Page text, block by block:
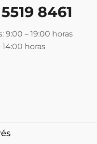
8461
9:00 – 19:00 horas
14:00 horas